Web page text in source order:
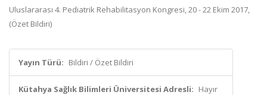
Uluslararası 4. Pediatrik Rehabilitasyon Kongresi, 20 - 22 Ekim 2017,
(Özet Bildiri)
Yayın Türü: Bildiri / Özet Bildiri
Kütahya Sağlık Bilimleri Üniversitesi Adresli: Hayır